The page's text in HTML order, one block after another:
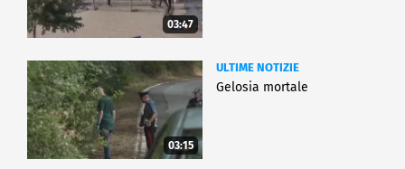
03:47
03:15
ULTIME NOTIZIE
Gelosia mortale